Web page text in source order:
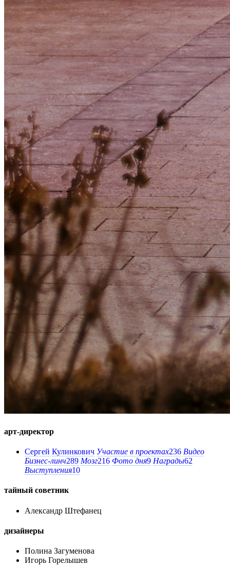
арт-директор
Сергей Кулинкович Участие в проектах236 Видео
Бизнес-линч289 Мозг216 Фото дня9 Награды62
Выступления10
тайный советник
Александр Штефанец
дизайнеры
Полина Загуменова
Игорь Горелышев